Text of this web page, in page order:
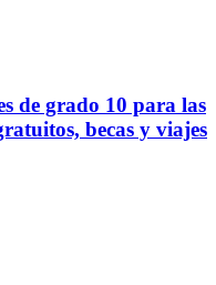
de grado 10 para las
becas y viajes